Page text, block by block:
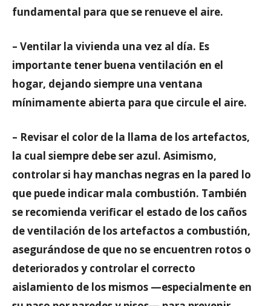
fundamental para que se renueve el aire.
– Ventilar la vivienda una vez al día. Es
importante tener buena ventilación en el
hogar, dejando siempre una ventana
mínimamente abierta para que circule el aire.
– Revisar el color de la llama de los artefactos,
la cual siempre debe ser azul. Asimismo,
controlar si hay manchas negras en la pared lo
que puede indicar mala combustión. También
se recomienda verificar el estado de los caños
de ventilación de los artefactos a combustión,
asegurándose de que no se encuentren rotos o
deteriorados y controlar el correcto
aislamiento de los mismos —especialmente en